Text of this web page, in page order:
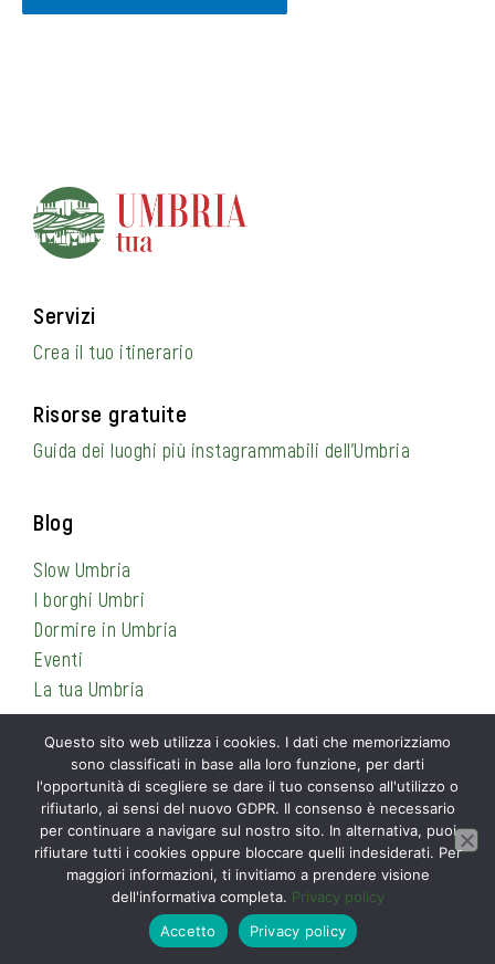
Servizi
Crea il tuo itinerario
Risorse gratuite
Guida dei luoghi più instagrammabili dell’Umbria
Blog
Slow Umbria
I borghi Umbri
Dormire in Umbria
Eventi
La tua Umbria
Informazioni
Privacy Policy
Cookie Policy
Contattami
Questo sito web utilizza i cookies. I dati che memorizziamo
sono classificati in base alla loro funzione, per darti
l'opportunità di scegliere se dare il tuo consenso all'utilizzo o
rifiutarlo, ai sensi del nuovo GDPR. Il consenso è necessario
per continuare a navigare sul nostro sito. In alternativa, puoi
rifiutare tutti i cookies oppure bloccare quelli indesiderati. Per
maggiori informazioni, ti invitiamo a prendere visione
dell'informativa completa. Privacy policy
Accetto
Privacy policy